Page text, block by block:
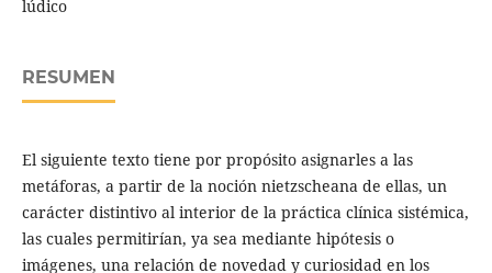
lúdico
RESUMEN
El siguiente texto tiene por propósito asignarles a las
metáforas, a partir de la noción nietzscheana de ellas, un
carácter distintivo al interior de la práctica clínica sistémica,
las cuales permitirían, ya sea mediante hipótesis o
imágenes, una relación de novedad y curiosidad en los